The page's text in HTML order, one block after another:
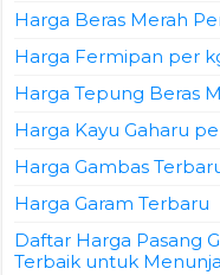
Harga Beras Merah
Harga Fermipan per
Harga Tepung Beras
Harga Kayu Gaharu
Harga Gambas
Harga Garam Terbaru
Daftar Harga Pasang
Terbaik untuk